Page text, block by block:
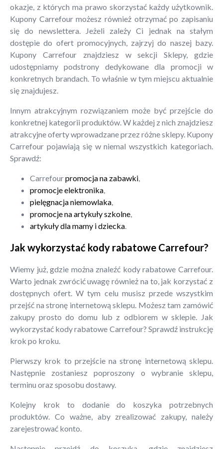
okazje, z których ma prawo skorzystać każdy użytkownik.
Kupony Carrefour możesz również otrzymać po zapisaniu
się do newslettera. Jeżeli zależy Ci jednak na stałym
dostępie do ofert promocyjnych, zajrzyj do naszej bazy.
Kupony Carrefour znajdziesz w sekcji Sklepy, gdzie
udostępniamy podstrony dedykowane dla promocji w
konkretnych brandach. To właśnie w tym miejscu aktualnie
się znajdujesz.
Innym atrakcyjnym rozwiązaniem może być przejście do
konkretnej kategorii produktów. W każdej z nich znajdziesz
atrakcyjne oferty wprowadzane przez różne sklepy. Kupony
Carrefour pojawiają się w niemal wszystkich kategoriach.
Sprawdź:
Carrefourpromocja na zabawki
promocje elektronika
pielęgnacja niemowlaka
promocje na artykuły szkolne
artykuły dla mamy i dziecka
Jak wykorzystać kody rabatowe Carrefour?
Wiemy już, gdzie można znaleźć kody rabatowe Carrefour.
Warto jednak zwrócić uwagę również na to, jak korzystać z
dostępnych ofert. W tym celu musisz przede wszystkim
przejść na stronę internetową sklepu. Możesz tam zamówić
zakupy prosto do domu lub z odbiorem w sklepie. Jak
wykorzystać kody rabatowe Carrefour? Sprawdź instrukcję
krok po kroku.
Pierwszy krok to przejście na stronę internetową sklepu.
Następnie zostaniesz poproszony o wybranie sklepu,
terminu oraz sposobu dostawy.
Kolejny krok to dodanie do koszyka potrzebnych
produktów. Co ważne, aby zrealizować zakupy, należy
zarejestrować konto.